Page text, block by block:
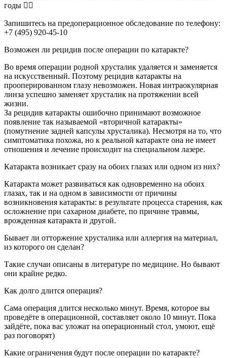
годы 👌🏻
Запишитесь на предоперационное обследование по телефону:
+7 (495) 920-45-10
Возможен ли рецидив после операции по катаракте?
Во время операции родной хрусталик удаляется и заменяется
на искусственный. Поэтому рецидив катаракты на
прооперированном глазу невозможен. Новая интраокулярная
линза успешно заменяет хрусталик на протяжении всей
жизни.
За рецидив катаракты ошибочно принимают возможное
появление так называемой «вторичной катаракты»
(помутнение задней капсулы хрусталика). Несмотря на то, что
симптоматика похожа, но к реальной катаракте она не имеет
отношения и лечение происходит на специальном лазере.
Катаракта возникает сразу на обоих глазах или одном из них?
Катаракта может развиваться как одновременно на обоих
глазах, так и на одном в зависимости от причины
возникновения катаракты: в результате процесса старения, как
осложнение при сахарном диабете, по причине травмы,
врожденная катаракта и другой.
Бывает ли отторжение хрусталика или аллергия на материал,
из которого он сделан?
Такие случаи описаны в литературе по медицине. Но бывают
они крайне редко.
Как долго длится операция?
Сама операция длится несколько минут. Время, которое вы
проведёте в операционной, составляет около 10 минут. Пока
зайдёте, пока вас уложат на операционный стол, умоют, ещё
раз поговорят)
Какие ограничения будут после операции по катаракте?